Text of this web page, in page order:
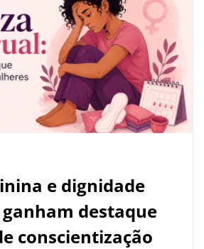
e dignidade
destaque
conscientização